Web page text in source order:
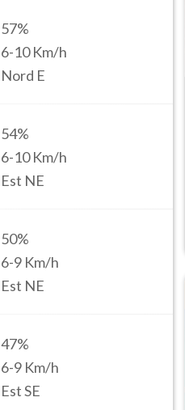
57%
6-10Km/h
Nord E
54%
6-10Km/h
Est NE
50%
6-9 Km/h
Est NE
47%
6-9 Km/h
Est SE